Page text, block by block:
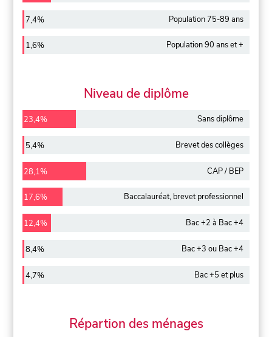
7,4% Population 75-89 ans
1,6% Population 90 ans et +
Niveau de diplôme
23,4% Sans diplôme
5,4% Brevet des collèges
28,1% CAP / BEP
17,6% Baccalauréat, brevet professionnel
12,4% Bac +2 à Bac +4
8,4% Bac +3 ou Bac +4
4,7% Bac +5 et plus
Répartion des ménages